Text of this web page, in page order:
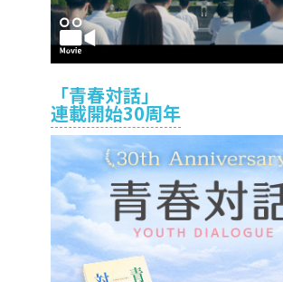
「青春対話」
連載開始30周年